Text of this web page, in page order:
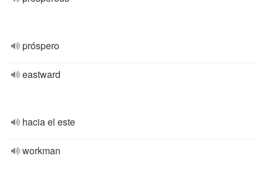
próspero
eastward
hacia el este
workman